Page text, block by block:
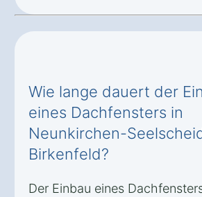
Wie lange dauert der
eines Dachfensters in
Neunkirchen-
Birkenfeld?
Der Einbau eines